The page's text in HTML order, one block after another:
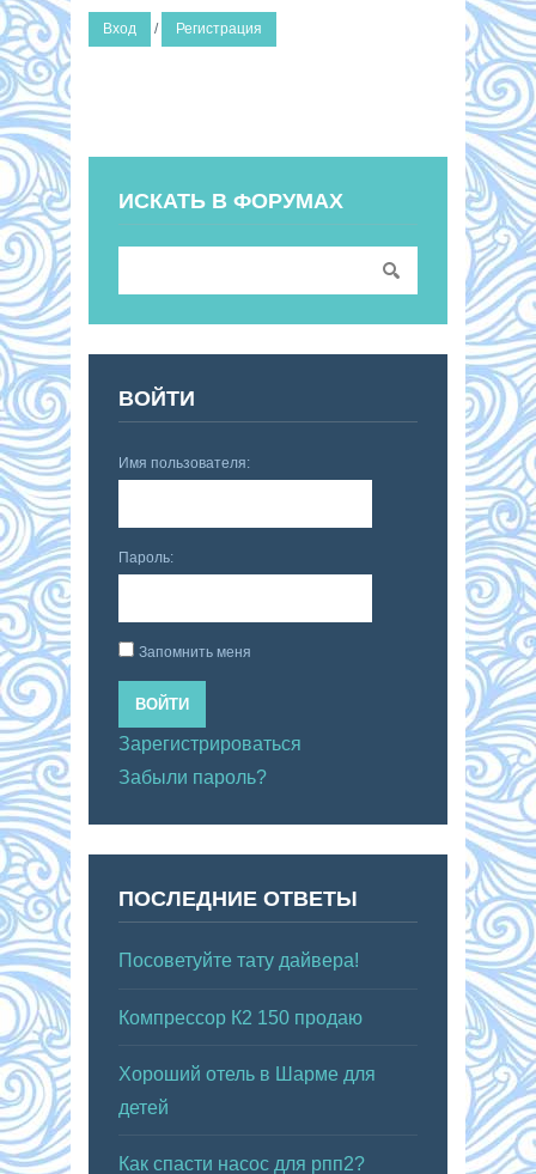
Вход / Регистрация
ИСКАТЬ В ФОРУМАХ
ВОЙТИ
Имя пользователя:
Пароль:
Запомнить меня
ВОЙТИ
Зарегистрироваться
Забыли пароль?
ПОСЛЕДНИЕ ОТВЕТЫ
Посоветуйте тату дайвера!
Компрессор К2 150 продаю
Хороший отель в Шарме для
детей
Как спасти насос для рпп2?